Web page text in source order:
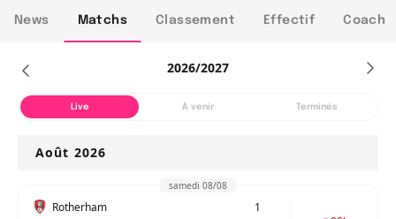
News Matchs Classement Effectif Coach
2026/2027
Live À venir Terminés
Août 2026
samedi 08/08
Rotherham
1